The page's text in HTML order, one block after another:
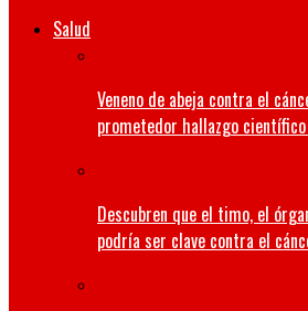
Salud
Veneno de abeja contra el
prometedor hallazgo
Descubren que el timo, el
podría ser clave contra el